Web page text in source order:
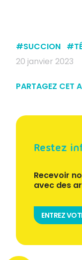
Restez
Recevoir
avec des
ENTREZ
#SUCCION #
20 janvier 2023
PARTAGEZ CET